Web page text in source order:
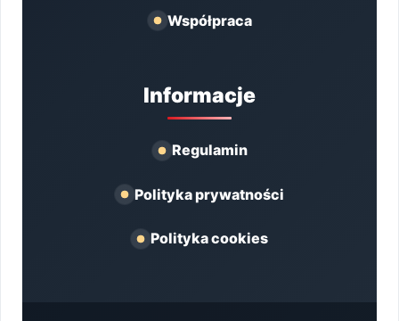
Współpraca
Informacje
Regulamin
Polityka prywatności
Polityka cookies